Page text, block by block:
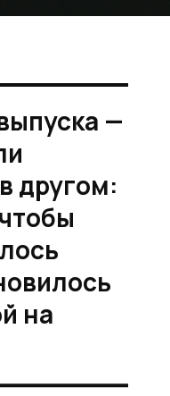
—
другом:
на